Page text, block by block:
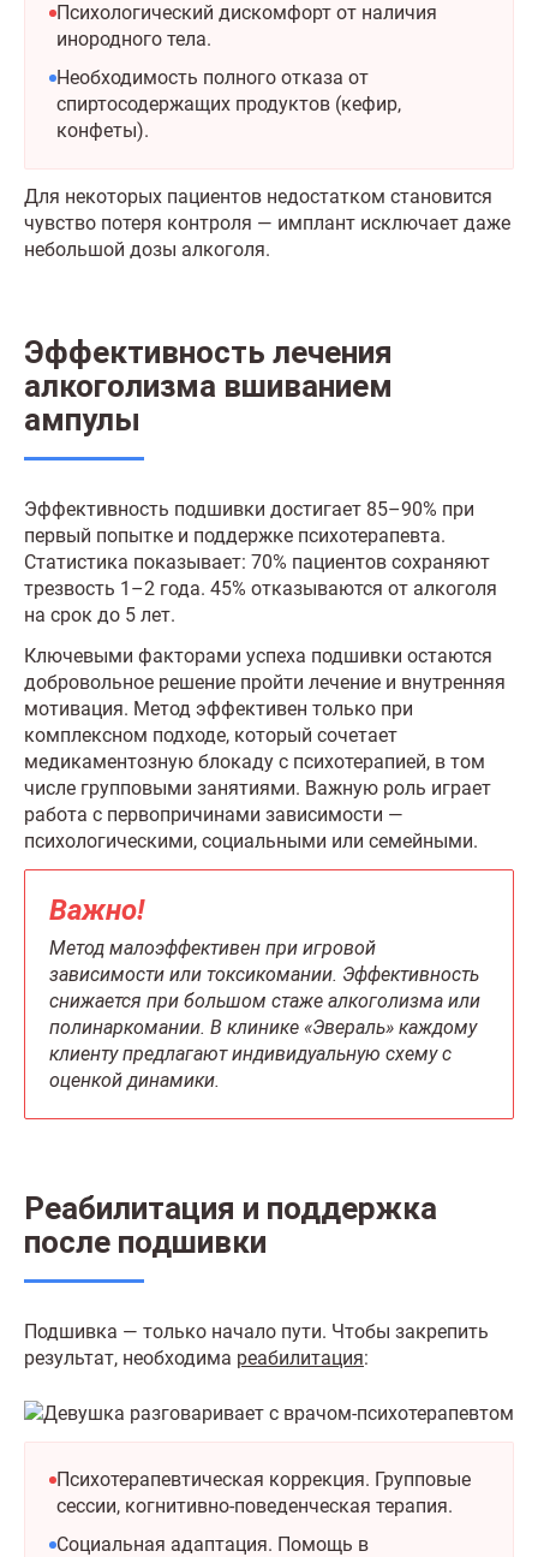
Психологический дискомфорт от наличия
инородного тела.
Необходимость полного отказа от
спиртосодержащих продуктов (кефир,
конфеты).
Для некоторых пациентов недостатком становится
чувство потеря контроля — имплант исключает даже
небольшой дозы алкоголя.
Эффективность лечения
алкоголизма вшиванием
ампулы
Эффективность подшивки достигает 85–90% при
первый попытке и поддержке психотерапевта.
Статистика показывает: 70% пациентов сохраняют
трезвость 1–2 года. 45% отказываются от алкоголя
на срок до 5 лет.
Ключевыми факторами успеха подшивки остаются
добровольное решение пройти лечение и внутренняя
мотивация. Метод эффективен только при
комплексном подходе, который сочетает
медикаментозную блокаду с психотерапией, в том
числе групповыми занятиями. Важную роль играет
работа с первопричинами зависимости —
психологическими, социальными или семейными.
Важно!
Метод малоэффективен при игровой
зависимости или токсикомании. Эффективность
снижается при большом стаже алкоголизма или
полинаркомании. В клинике «Эвераль» каждому
клиенту предлагают индивидуальную схему с
оценкой динамики.
Реабилитация и поддержка
после подшивки
Подшивка — только начало пути. Чтобы закрепить
результат, необходима реабилитация:
Психотерапевтическая коррекция. Групповые
сессии, когнитивно-поведенческая терапия.
Социальная адаптация. Помощь в